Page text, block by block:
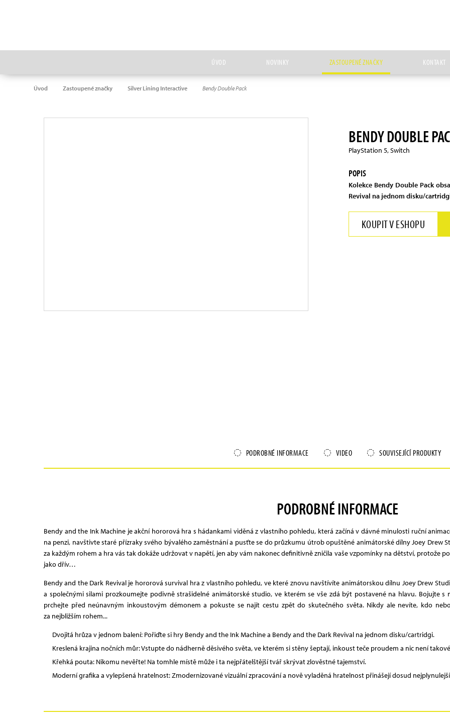
ÚVOD NOVINKY ZASTOUPENÉ ZNAČKY KONTAKT
Úvod Zastoupené značky Silver Lining Interactive Bendy Double Pack
BENDY DOUBLE
PlayStation 5, Switch
POPIS
Kolekce Bendy Double Pack
Revival na jednom disku/
KOUPIT V ESHOPU
PODROBNÉ INFORMACE VIDEO SOUVISEJÍCÍ PRODUKTY
PODROBNÉ INFORMACE
Bendy and the Ink Machine je akční hororová hra s hádankami viděná z vlastního pohledu, která začíná v dávné minulosti ruční
na penzi, navštivte staré přízraky svého bývalého zaměstnání a pusťte se do průzkumu útrob opuštěné animátorské dílny Joey Drew
za každým rohem a hra vás tak dokáže udržovat v napětí, jen aby vám nakonec definitivně zničila vaše vzpomínky na dětství, protože
jako dřív…
Bendy and the Dark Revival je hororová survival hra z vlastního pohledu, ve které znovu navštívíte animátorskou dílnu Joey Drew
a společnými silami prozkoumejte podivně strašidelné animátorské studio, ve kterém se vše zdá být postavené na hlavu. Bojujte
prchejte před neúnavným inkoustovým démonem a pokuste se najít cestu zpět do skutečného světa. Nikdy ale nevíte, kdo
za nejbližším rohem...
Dvojitá hrůza v jednom balení: Pořiďte si hry Bendy and the Ink Machine a Bendy and the Dark Revival na jednom disku/cartridgi.
Kreslená krajina nočních můr: Vstupte do nádherně děsivého světa, ve kterém si stěny šeptají, inkoust teče proudem a nic není
Křehká pouta: Nikomu nevěřte! Na tomhle místě může i ta nejpřátelštější tvář skrývat zlověstné tajemství.
Moderní grafika a vylepšená hratelnost: Zmodernizované vizuální zpracování a nově vyladěná hratelnost přinášejí dosud